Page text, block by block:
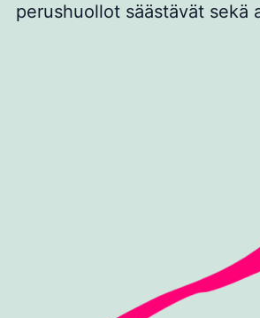
perushuollot säästävät sekä